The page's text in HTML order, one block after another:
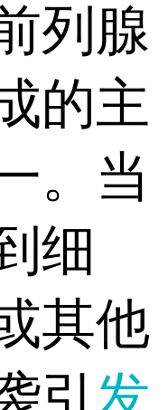
列腺
的主
。当
细
其他
引 发